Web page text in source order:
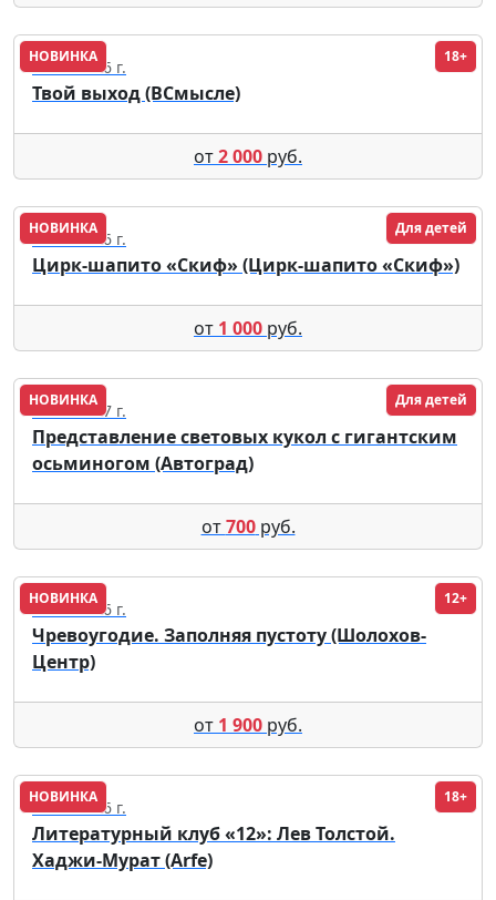
НОВИНКА 18+
12.08.2026 г.
Твой выход (ВСмысле)
от2 000 руб.
НОВИНКА Для детей
13.08.2026 г.
Цирк-шапито «Скиф» (Цирк-шапито «Скиф»)
от 1 000 руб.
НОВИНКА Для детей
20.02.2027 г.
Представление световых кукол с гигантским
осьминогом (Автоград)
от700руб.
НОВИНКА 12+
01.09.2026 г.
Чревоугодие. Заполняя пустоту (Шолохов-
Центр)
от 1 900 руб.
НОВИНКА 18+
25.09.2026 г.
Литературный клуб «12»: Лев Толстой.
Хаджи-Мурат (Arfe)